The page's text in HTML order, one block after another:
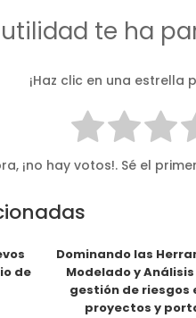
te ha
¡Haz clic en una estrella
¡no hay votos!. Sé el
de
Dominando las
Modelado y
gestión de riesgos
proyectos y